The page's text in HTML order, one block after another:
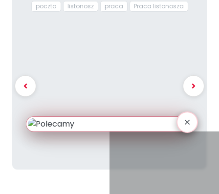
poczta listonosz praca Praca listonosza